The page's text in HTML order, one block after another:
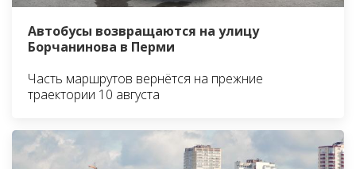
Автобусы возвращаются на улицу
Борчанинова в Перми
Часть маршрутов вернётся на прежние
траектории 10 августа